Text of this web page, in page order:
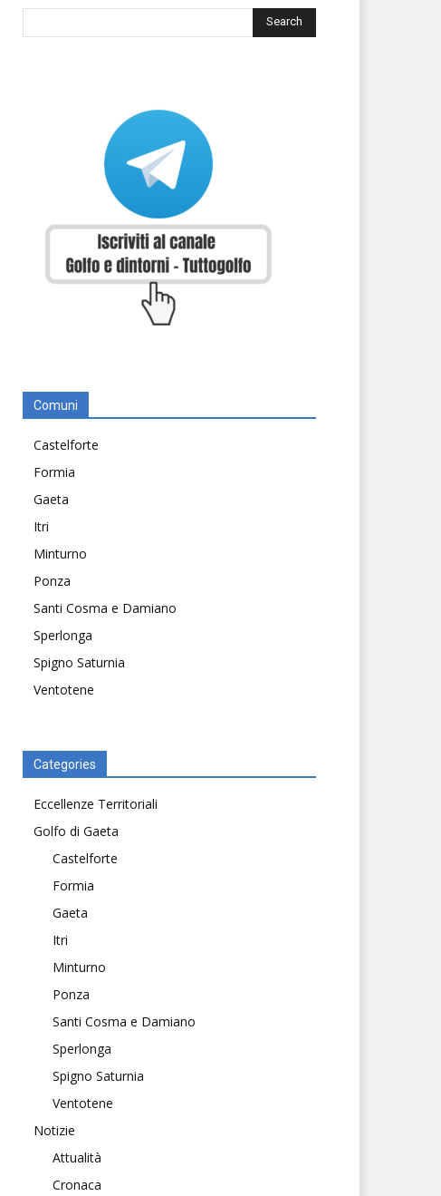
Comuni
Castelforte
Formia
Gaeta
Itri
Minturno
Ponza
Santi Cosma e Damiano
Sperlonga
Spigno Saturnia
Ventotene
Categories
Eccellenze Territoriali
Golfo di Gaeta
Castelforte
Formia
Gaeta
Itri
Minturno
Ponza
Santi Cosma e Damiano
Sperlonga
Spigno Saturnia
Ventotene
Notizie
Attualità
Cronaca